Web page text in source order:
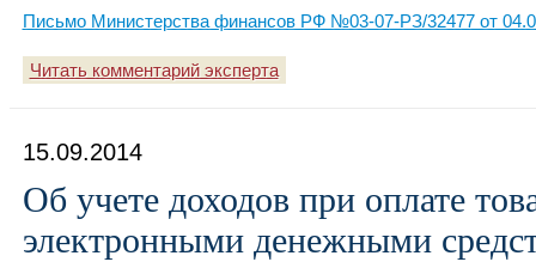
Письмо Министерства финансов РФ №03-07-РЗ/32477 от
Читать комментарий эксперта
15.09.2014
Об учете доходов при оплате
электронными денежными